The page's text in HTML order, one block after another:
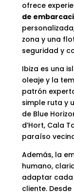
ofrece
de
zona y una
seguridad y
Ibiza es una
oleaje y la
patrón
simple ruta y
de Blue
d’Hort, Cala
paraíso
Además, la
humano,
adaptar cada
cliente.